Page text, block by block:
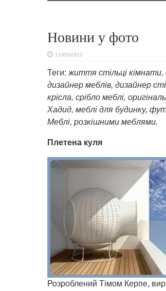
Новини у фото
11/05/2012
Теги: життя стільці кімнати,
дизайнер меблів, дизайнер
крісла, срібло меблі,
Хадид, меблі для будинку,
Меблі, розкішними меблями.
Плетена куля
Розроблений Тімом Керпе,